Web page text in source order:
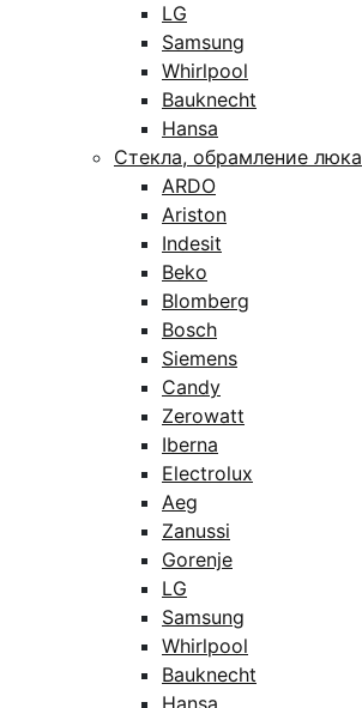
LG
Samsung
Whirlpool
Bauknecht
Hansa
Стекла, обрамление люка
ARDO
Ariston
Indesit
Beko
Blomberg
Bosch
Siemens
Candy
Zerowatt
Iberna
Electrolux
Aeg
Zanussi
Gorenje
LG
Samsung
Whirlpool
Bauknecht
Hansa